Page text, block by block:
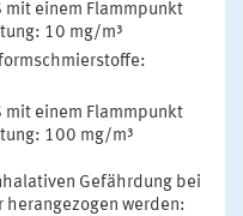
mit einem Flammpunkt
10 mg/m³
mit einem Flammpunkt
100 mg/m³
Gefährdung bei
herangezogen werden: